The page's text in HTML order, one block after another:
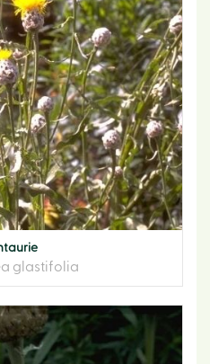
glastifolia